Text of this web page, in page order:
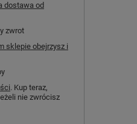
dostawa od
zwrot
sklepie obejrzysz i
. Kup teraz,
nie zwrócisz